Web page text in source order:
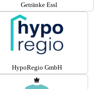
Getränke Essl
HypoRegio GmbH